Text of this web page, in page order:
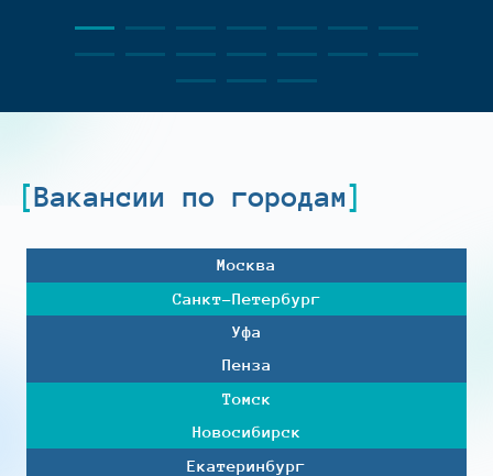
Вакансии по городам
Москва
Санкт-Петербург
Уфа
Пенза
Томск
Новосибирск
Екатеринбург